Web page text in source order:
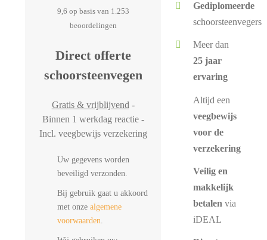
9,6 op basis van 1.253
beoordelingen
Direct offerte
schoorsteenvegen
Gratis & vrijblijvend -
Binnen 1 werkdag reactie -
Incl. veegbewijs verzekering
Uw gegevens worden
beveiligd verzonden.
Bij gebruik gaat u akkoord
met onze algemene
voorwaarden.
Gediplomeerde
schoorsteenvegers
Meer dan
25 jaar
ervaring
Altijd een
veegbewijs
voor de
verzekering
Veilig en
makkelijk
betalen via
iDEAL